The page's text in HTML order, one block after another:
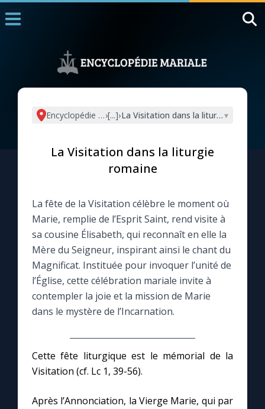
L'actualité de la semaine
La newsletter
La vidéo de la semaine
Le compte Tiktok
Le site internet
Questions-réponses
Encyclopédie mariale
›[...]›La Visitation dans la liturgie romaine
▾
La Visitation dans la liturgie
romaine
La fête de la Visitation célèbre le moment où
Marie, remplie de l’Esprit Saint, rend visite à
sa cousine Élisabeth, qui reconnaît en elle la
Mère du Seigneur, inspirant ainsi le chant du
Magnificat. Instituée pour invoquer l’unité de
l’Église, cette célébration mariale invite à
contempler la joie et la mission de Marie
dans le mystère de l’Incarnation.
Cette fête liturgique est le mémorial de la
Visitation (cf. Lc 1, 39-56).
Après l’Annonciation, la Vierge Marie, qui par